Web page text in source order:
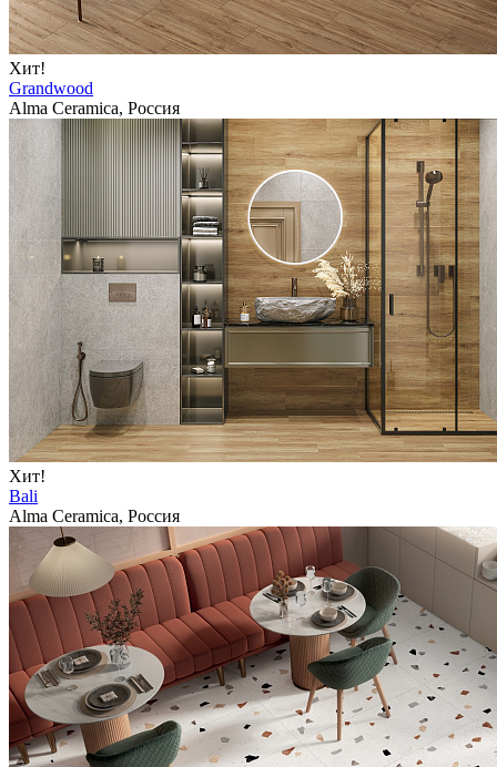
Хит!
Grandwood
Alma Ceramica, Россия
Хит!
Bali
Alma Ceramica, Россия